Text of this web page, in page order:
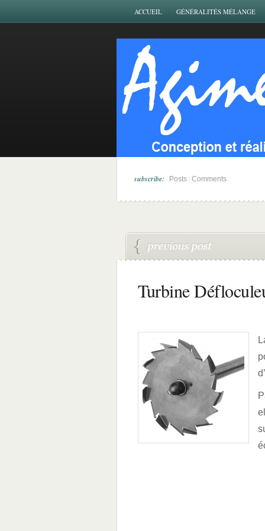
ACCUEIL GÉNÉRALITÉS MÉLANGE
subscribe: Posts Comments
Turbine